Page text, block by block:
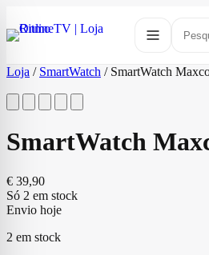
Loja / SmartWatch / SmartWatch
SmartWatch
€ 39,90
Só 2 em stock
Envio hoje
2 em stock